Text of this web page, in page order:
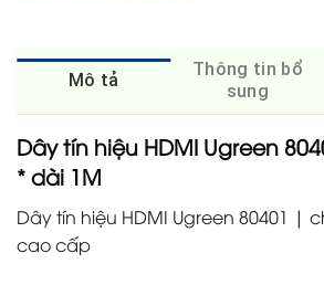
Mô tả
Thông tin bổ
sung
Dây tín hiệu HDMI Ugreen
* dài 1M
Dây tín hiệu HDMI Ugreen 80401 |
cao cấp